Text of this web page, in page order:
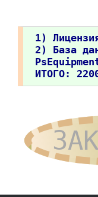
1)
2) База
ИТОГО: